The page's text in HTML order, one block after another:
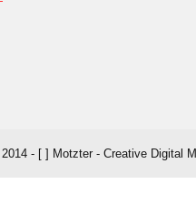
- [ ] Motzter - Creative Digital